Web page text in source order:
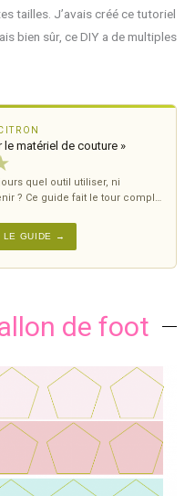
tailles. J’avais créé ce tutoriel
bien sûr, ce DIY a de multiples
le matériel de couture »
quel outil utiliser, ni
? Ce guide fait le tour complet
LE GUIDE →
de foot